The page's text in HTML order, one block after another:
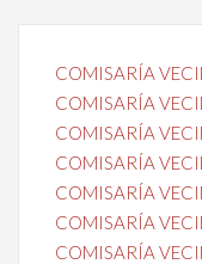
COMISARÍA
COMISARÍA
COMISARÍA
COMISARÍA
COMISARÍA
COMISARÍA
COMISARÍA